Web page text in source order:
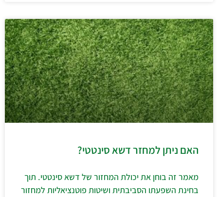
האם ניתן למחזר דשא סינטטי?
מאמר זה בוחן את יכולת המחזור של דשא סינטטי. תוך
בחינת השפעתו הסביבתית ושיטות פוטנציאליות למחזור